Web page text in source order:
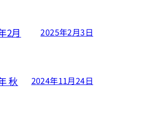
2月 2025年2月3日
秋 2024年11月24日